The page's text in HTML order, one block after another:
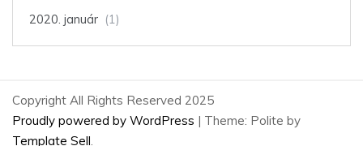
2020. január (1)
Copyright All Rights Reserved 2025
Proudly powered by WordPress | Theme: Polite by
Template Sell.